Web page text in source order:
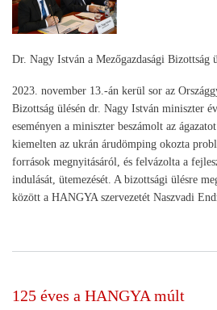
Dr. Nagy István a Mezőgazdasági Bizottság
2023. november 13.-án kerül sor az
Bizottság ülésén dr. Nagy István miniszter
eseményen a miniszter beszámolt az
kiemelten az ukrán árudömping okozta
források megnyitásáról, és felvázolta a
indulását, ütemezését. A bizottsági ülésre
között a HANGYA szervezetét Naszvadi
125 éves a HANGYA múlt